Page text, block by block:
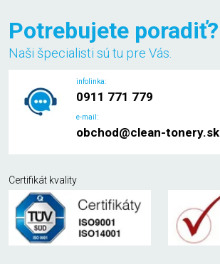
Potrebujete poradiť?
Naši špecialisti sú tu pre Vás.
infolinka:
0911 771 779
e-mail:
obchod@clean-tonery.sk
Certifikát kvality